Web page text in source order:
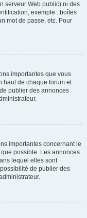
serveur Web public) ni des
exemple : boîtes
mot de passe, etc. Pour
importantes que vous
haut de chaque forum et
publier des annonces
importantes concernant le
possible. Les annonces
lequel elles sont
de publier des